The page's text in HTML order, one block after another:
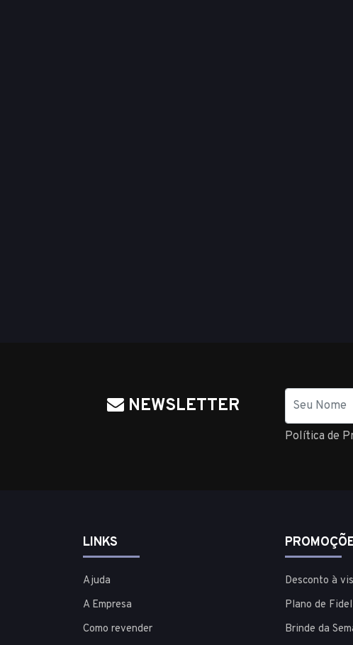
NEWSLETTER Nome
Política de
LINKS
Ajuda
A Empresa
Como revender
Desconto à
Plano de
Brinde da